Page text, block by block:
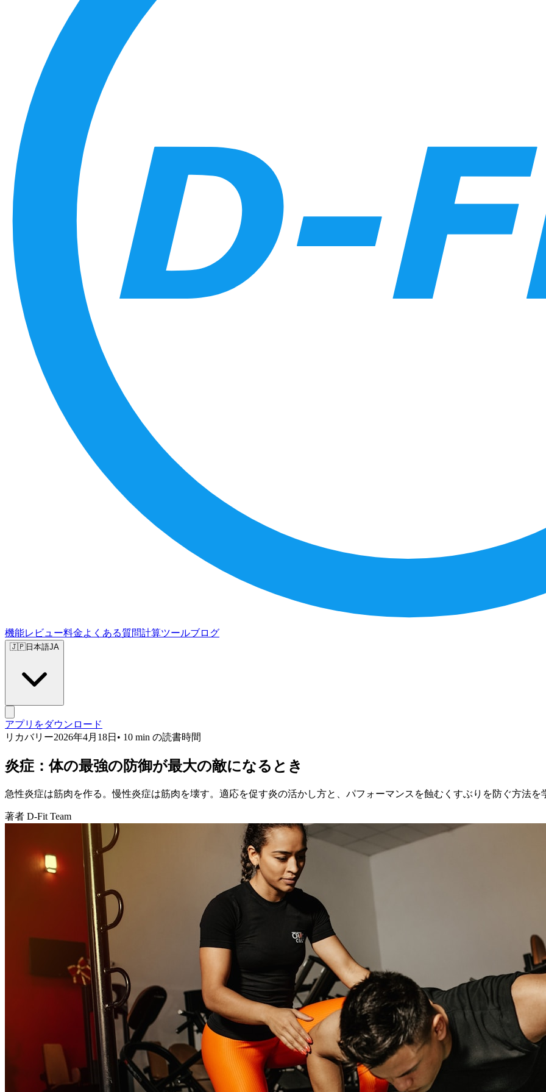
機能レビュー料金よくある質問計算ツールブログ
🇯🇵日本語JA
アプリをダウンロード
リカバリー2026年4月18日 • 10 min の読書時間
炎症：体の最強の防御が最大の敵になるとき
急性炎症は筋肉を作る。慢性炎症は筋肉を壊す。適応を促す炎の活かし方と、パフォーマンスを蝕むくすぶりを防ぐ方法を
著者 D-Fit Team